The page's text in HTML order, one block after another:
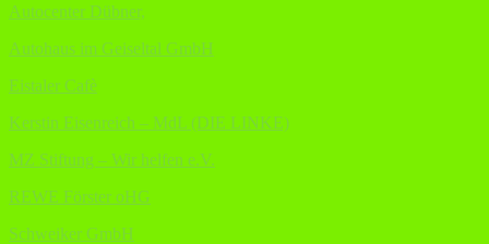
Autocenter Dübner,
Autohaus im Geiseltal GmbH
Eistaler Cafè
Kerstin Eisenreich – MdL (DIE LINKE)
MZ Stiftung – Wir helfen e.V.
REWE Förster oHG
Schweiker GmbH